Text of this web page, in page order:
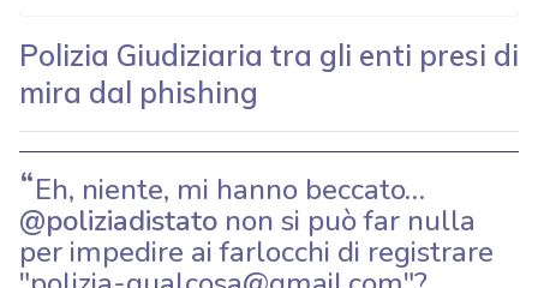
Polizia Giudiziaria tra gli enti presi di
mira dal phishing
Eh, niente, mi hanno beccato…
@poliziadistatonon si può far nulla
per impedire ai farlocchi di registrare